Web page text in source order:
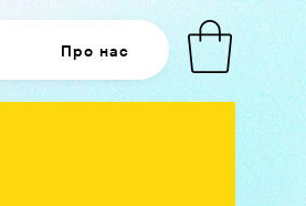
Про нас